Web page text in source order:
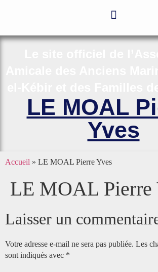
LE MOAL
Yves
Accueil » LE MOAL Pierre Yves
LE MOAL Pierre
Laisser un
Votre adresse e-mail ne sera pas publiée. Les
sont indiqués avec *